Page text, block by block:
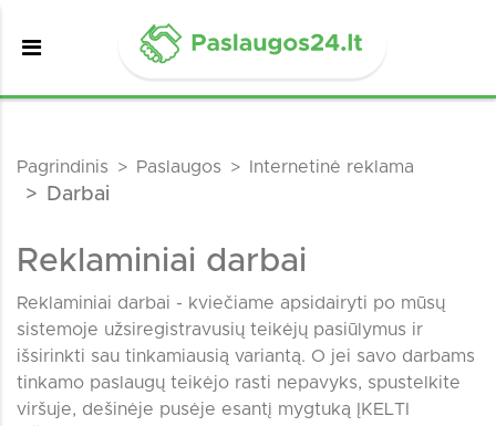
Pagrindinis Paslaugos Internetinė reklama
Darbai
Reklaminiai darbai
Reklaminiai darbai - kviečiame apsidairyti po mūsų
sistemoje užsiregistravusių teikėjų pasiūlymus ir
išsirinkti sau tinkamiausią variantą. O jei savo darbams
tinkamo paslaugų teikėjo rasti nepavyks, spustelkite
viršuje, dešinėje pusėje esantį mygtuką ĮKELTI